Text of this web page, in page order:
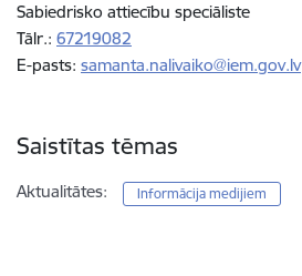
Sabiedrisko attiecību speciāliste
Tālr.: 67219082
E-pasts: samanta.nalivaiko@iem.gov.lv
Saistītas tēmas
Aktualitātes: Informācija medijiem